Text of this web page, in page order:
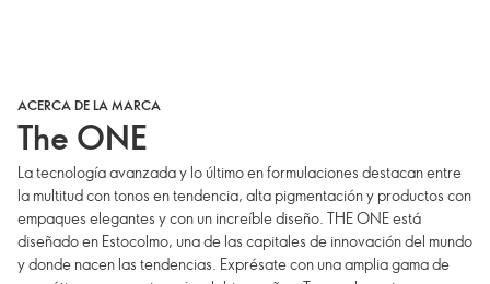
ACERCA DE LA MARCA
The ONE
La tecnología avanzada y lo último en formulaciones destacan entre
la multitud con tonos en tendencia, alta pigmentación y productos con
empaques elegantes y con un increíble diseño. THE ONE está
diseñado en Estocolmo, una de las capitales de innovación del mundo
y donde nacen las tendencias. Exprésate con una amplia gama de